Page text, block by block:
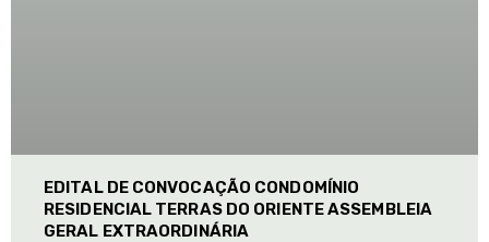
EDITAL DE CONVOCAÇÃO CONDOMÍNIO
RESIDENCIAL TERRAS DO ORIENTE ASSEMBLEIA
GERAL EXTRAORDINÁRIA